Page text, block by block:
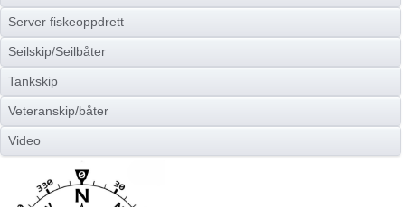
Server fiskeoppdrett
Seilskip/Seilbåter
Tankskip
Veteranskip/båter
Video